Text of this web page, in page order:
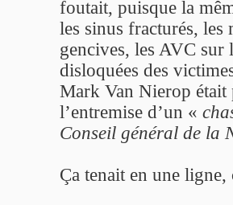
foutait, puisque la
les sinus fracturés, les
gencives, les AVC sur
disloquées des
Mark Van Nierop
l’entremise d’un «
Conseil général de la
Ça tenait en une ligne,